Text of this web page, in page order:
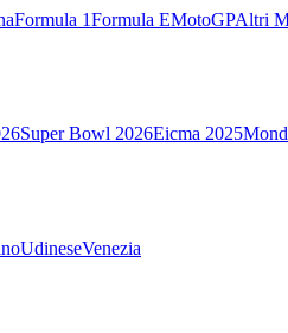
Formula 1Formula EMotoGPAltri
Super Bowl 2026Eicma 2025
UdineseVenezia